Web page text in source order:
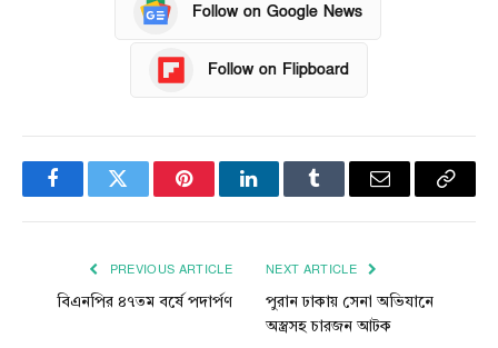
Follow on Google News
Follow on Flipboard
FacebookTwitter PinterestLinkedInTumblr Email
Copy
PREVIOUS ARTICLE
বিএনপির ৪৭তম বর্ষে পদার্পণ
NEXT ARTICLE
পুরান ঢাকায় সেনা অভিযানে
অস্ত্রসহ চারজন আটক